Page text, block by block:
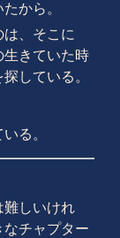
から。
は、そこに
生きていた時
している。
る。
難しいけれ
チャプター